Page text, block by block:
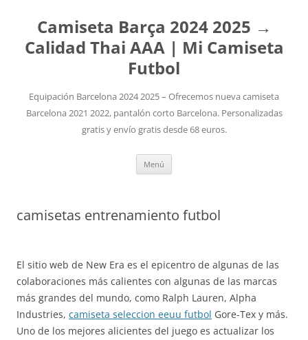
Camiseta Barça 2024 2025 →
Calidad Thai AAA | Mi Camiseta
Futbol
Equipación Barcelona 2024 2025 – Ofrecemos nueva camiseta
Barcelona 2021 2022, pantalón corto Barcelona. Personalizadas
gratis y envío gratis desde 68 euros.
Menú
camisetas entrenamiento futbol
El sitio web de New Era es el epicentro de algunas de las
colaboraciones más calientes con algunas de las marcas
más grandes del mundo, como Ralph Lauren, Alpha
Industries, camiseta seleccion eeuu futbol Gore-Tex y más.
Uno de los mejores alicientes del juego es actualizar los